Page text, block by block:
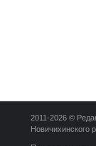
2011-2026 ©
Новичихинского